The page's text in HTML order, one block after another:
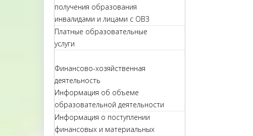
получения образования
инвалидами и лицами с ОВЗ
Платные образовательные
услуги
Финансово-хозяйственная
деятельность
Информация об объеме
образовательной деятельности
Информация о поступлении
финансовых и материальных